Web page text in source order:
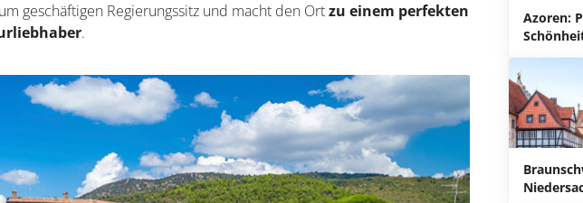
geschäftigen Regierungssitz und macht den Ortzu einem perfekten
.
Azoren: